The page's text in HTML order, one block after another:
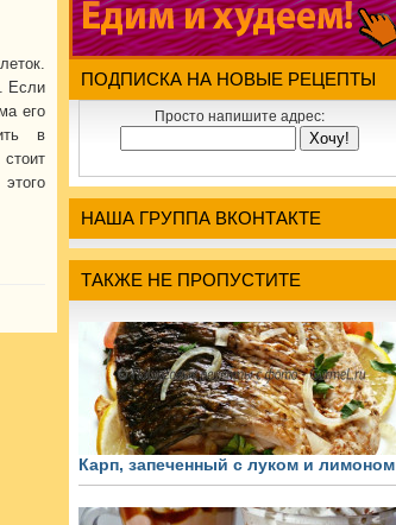
Если
его
в
ПОДПИСКА НА НОВЫЕ РЕЦЕПТЫ
Просто напишите адрес:
НАША ГРУППА ВКОНТАКТЕ
ТАКЖЕ НЕ ПРОПУСТИТЕ
Карп, запеченный с луком и лимоном